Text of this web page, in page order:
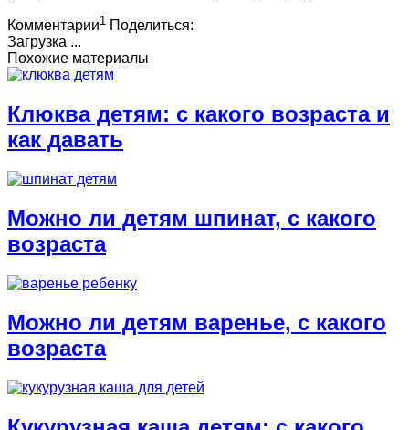
Комментарии1 Поделиться:
Загрузка ...
Похожие материалы
Клюква детям: с какого возраста и
как давать
Можно ли детям шпинат, с какого
возраста
Можно ли детям варенье, с какого
возраста